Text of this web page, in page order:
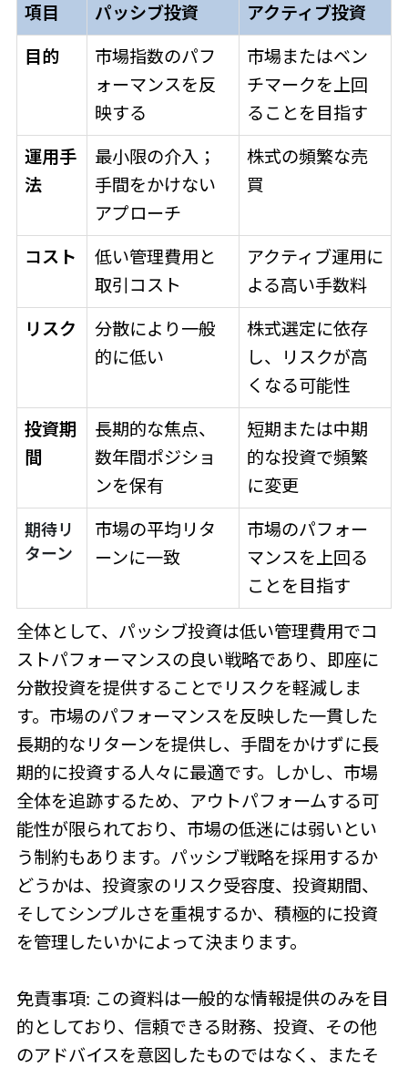
項目 パッシブ投資
アクティブ投資
目的
市場指数のパフ
ォーマンスを反
映する
市場またはベン
チマークを上回
ることを目指す
運用手
法
最小限の介入；
手間をかけない
アプローチ
株式の頻繁な売
買
コスト
低い管理費用と
取引コスト
アクティブ運用に
よる高い手数料
リスク
分散により一般
的に低い
株式選定に依存
し、リスクが高
くなる可能性
投資期
間
長期的な焦点、
数年間ポジショ
ンを保有
短期または中期
的な投資で頻繁
に変更
期待リ
ターン
市場の平均リタ
ーンに一致
市場のパフォー
マンスを上回る
ことを目指す
全体として、パッシブ投資は低い管理費用でコ
ストパフォーマンスの良い戦略であり、即座に
分散投資を提供することでリスクを軽減しま
す。市場のパフォーマンスを反映した一貫した
長期的なリターンを提供し、手間をかけずに長
期的に投資する人々に最適です。しかし、市場
全体を追跡するため、アウトパフォームする可
能性が限られており、市場の低迷には弱いとい
う制約もあります。パッシブ戦略を採用するか
どうかは、投資家のリスク受容度、投資期間、
そしてシンプルさを重視するか、積極的に投資
を管理したいかによって決まります。
免責事項: この資料は一般的な情報提供のみを目
的としており、信頼できる財務、投資、その他
のアドバイスを意図したものではなく、またそ